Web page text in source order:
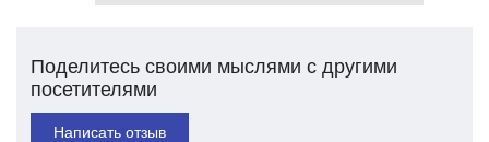
Поделитесь своими мыслями с другими
посетителями
Написать отзыв